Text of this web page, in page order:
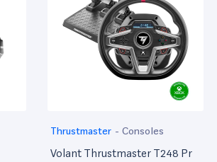
Thrustmaster - Consoles
Volant Thrustmaster T248 Pr